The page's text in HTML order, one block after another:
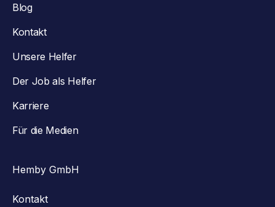
Blog
Kontakt
Unsere Helfer
Der Job als Helfer
Karriere
Für die Medien
Hemby GmbH
Kontakt